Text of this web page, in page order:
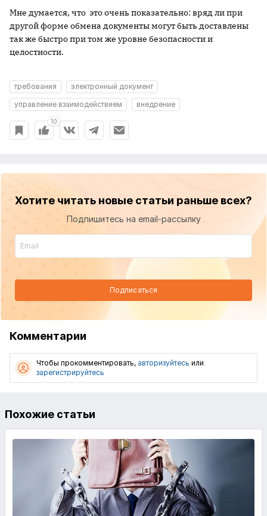
Мне думается, что это очень показательно: вряд ли при
другой форме обмена документы могут быть доставлены
так же быстро при том же уровне безопасности и
целостности.
требования
электронный документ
управление взаимодействием
внедрение
10
Хотите читать новые статьи раньше всех?
Подпишитесь на email-рассылку
Подписаться
Комментарии
Чтобы прокомментировать, авторизуйтесь или
зарегистрируйтесь
Похожие статьи